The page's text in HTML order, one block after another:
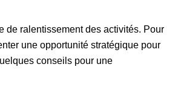
de ralentissement des activités. Pour
une opportunité stratégique pour
conseils pour une